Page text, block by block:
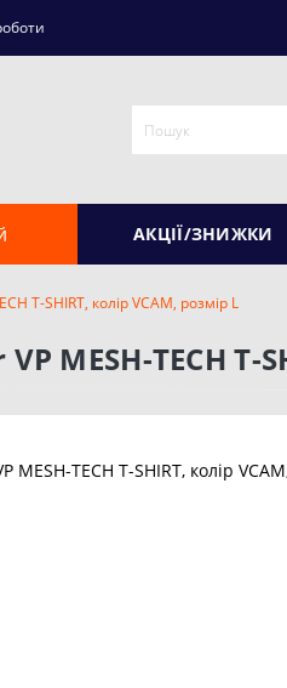
АКЦІЇ/ЗНИЖКИ
T-SHIRT, колір VCAM, розмір L
MESH-TECH T-